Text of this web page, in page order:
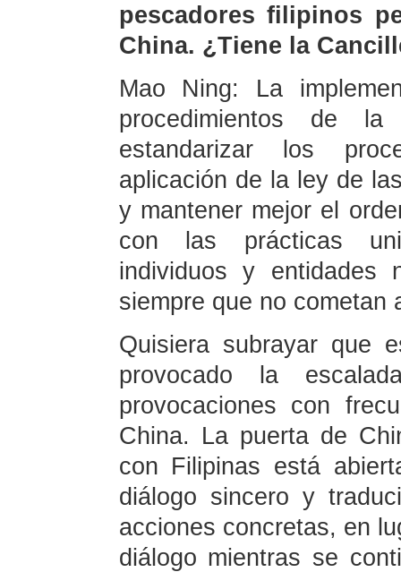
pescadores filipinos
China. ¿Tiene la
Mao Ning: La
procedimientos de
estandarizar los
aplicación de la ley de
y mantener mejor el
con las prácticas
individuos y entidades
siempre que no cometan
Quisiera subrayar que
provocado la
provocaciones con
China. La puerta de
con Filipinas está
diálogo sincero y
acciones concretas, en
diálogo mientras se